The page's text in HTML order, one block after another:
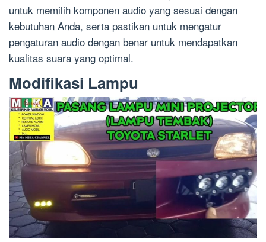
untuk memilih komponen audio yang sesuai dengan
kebutuhan Anda, serta pastikan untuk mengatur
pengaturan audio dengan benar untuk mendapatkan
kualitas suara yang optimal.
Modifikasi Lampu